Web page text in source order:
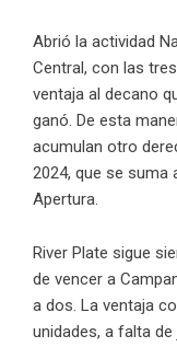
Abrió la actividad
Central, con las
ventaja al decano
ganó. De esta
acumulan otro
2024, que se suma
Apertura.
River Plate sigue
de vencer a
a dos. La ventaja
unidades, a falta